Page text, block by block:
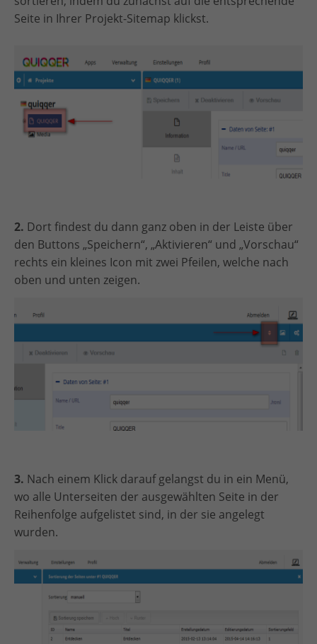
Seite in Ihrer Projekt-Sitemap klickst.
2. Dort findest du dann ganz oben in der Leiste über
den Buttons „Speichern“, „Aktivieren“ und „Vorschau“
rechts ein kleines Icon mit zwei Pfeilen, welche nach
oben und unten zeigen.
3. Nach einem Klick darauf gelangst du in ein Menü,
wo alle Unterseiten der ausgewählten Seite in der
Reihenfolge aufgelistet sind, in der sie angelegt
wurden.